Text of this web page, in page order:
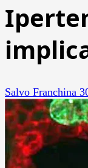
Salvo Franchina